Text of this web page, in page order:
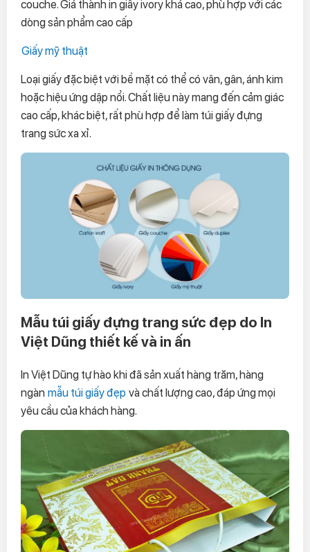
couche. Giá thành in giấy ivory khá cao, phù hợp với các
dòng sản phẩm cao cấp
Giấy mỹ thuật
Loại giấy đặc biệt với bề mặt có thể có vân, gân, ánh kim
hoặc hiệu ứng dập nổi. Chất liệu này mang đến cảm giác
cao cấp, khác biệt, rất phù hợp để làm túi giấy đựng
trang sức xa xỉ.
Mẫu túi giấy đựng trang sức đẹp do In
Việt Dũng thiết kế và in ấn
In Việt Dũng tự hào khi đã sản xuất hàng trăm, hàng
ngàn mẫu túi giấy đẹp và chất lượng cao, đáp ứng mọi
yêu cầu của khách hàng.